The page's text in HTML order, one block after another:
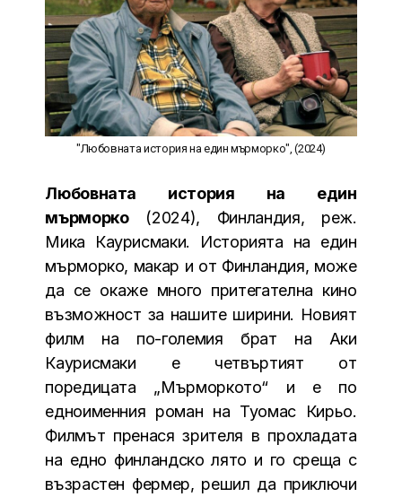
"Любовната история на един мърморко", (2024)
Любовната история на един
мърморко(2024), Финландия, реж.
Мика Каурисмаки. Историята на един
мърморко, макар и от Финландия, може
да се окаже много притегателна кино
възможност за нашите ширини. Новият
филм на по-големия брат на Аки
Каурисмаки e четвъртият от
поредицата „Мърморкото“ и е по
едноименния роман на Туомас Кирьо.
Филмът пренася зрителя в прохладата
на едно финландско лято и го среща с
възрастен фермер, решил да приключи